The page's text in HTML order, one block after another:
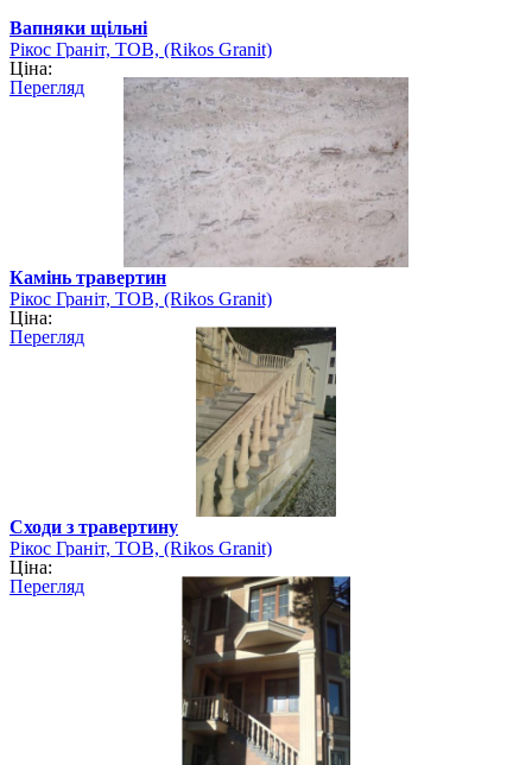
Вапняки щільні
Рікос Граніт, ТОВ, (Rikos Granit)
Ціна:
Перегляд
Камінь травертин
Рікос Граніт, ТОВ, (Rikos Granit)
Ціна:
Перегляд
Сходи з травертину
Рікос Граніт, ТОВ, (Rikos Granit)
Ціна:
Перегляд